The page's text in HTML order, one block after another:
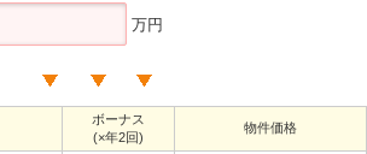
万円
ボーナス
(×年2回)
物件価格